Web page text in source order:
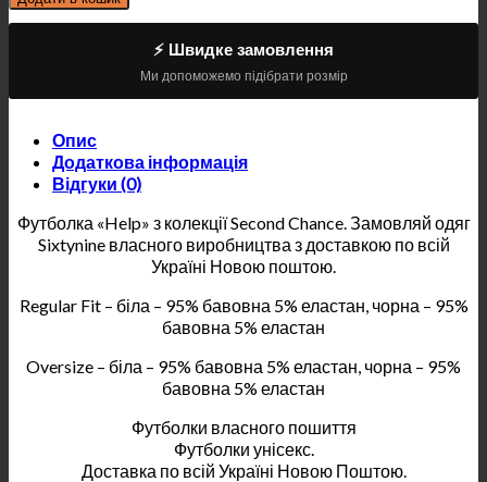
⚡ Швидке замовлення
Ми допоможемо підібрати розмір
Опис
Додаткова інформація
Відгуки (0)
Футболка «Help» з колекції Second Chance. Замовляй одяг
Sixtynine власного виробництва з доставкою по всій
Україні Новою поштою.
Regular Fit – біла – 95% бавовна 5% еластан, чорна – 95%
бавовна 5% еластан
Oversize – біла – 95% бавовна 5% еластан, чорна – 95%
бавовна 5% еластан
Футболки власного пошиття
Футболки унісекс.
Доставка по всій Україні Новою Поштою.